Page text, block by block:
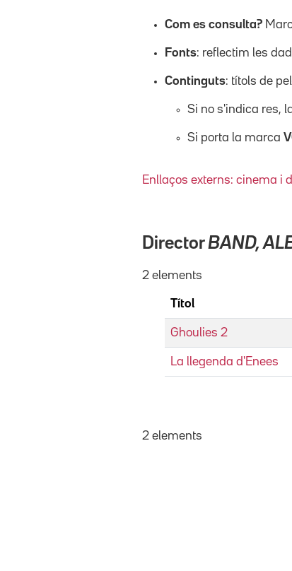
Com es consulta?
Fonts: reflectim les
Continguts: títols de
Si no s'indica res,
Si porta la marca
Enllaços externs: cinema i
Director BAND,
2 elements
Títol
Ghoulies 2
La llegenda d'Enees
2 elements